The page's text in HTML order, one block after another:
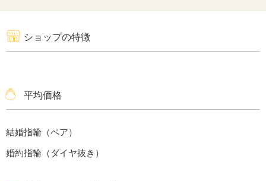
ショップの特徴
平均価格
結婚指輪（ペア）
婚約指輪（ダイヤ抜き）